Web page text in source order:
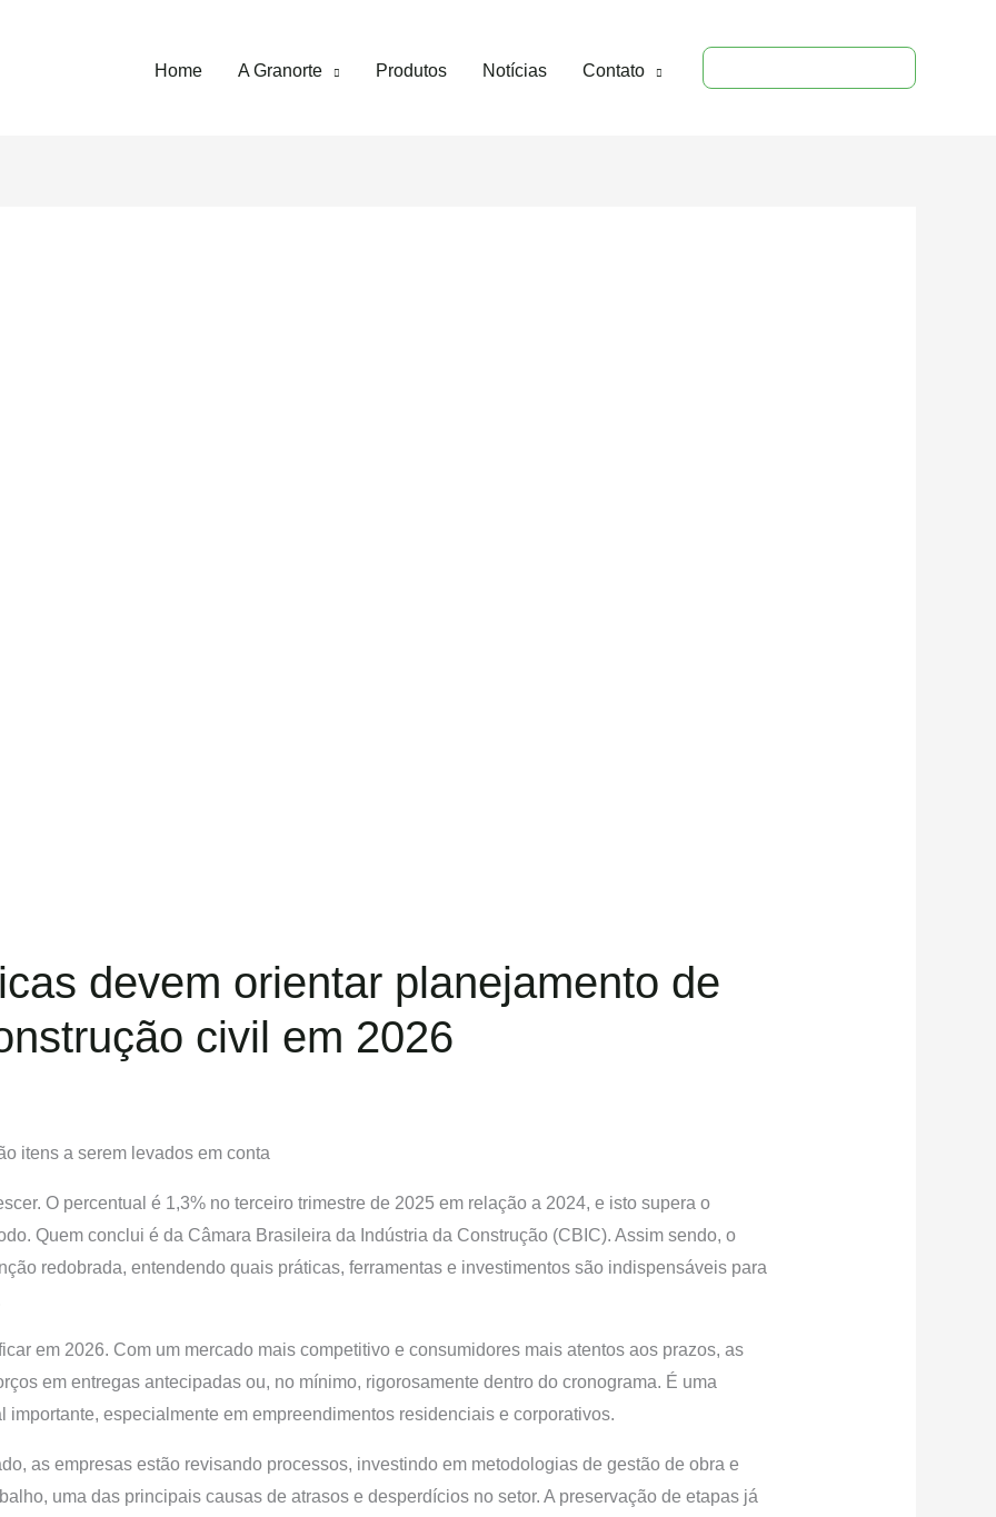
Home A Granorte Produtos Notícias Contato
devem orientar planejamento de
civil em 2026
itens a serem levados em conta
O percentual é 1,3% no terceiro trimestre de 2025 em relação a 2024, e isto supera o
Quem conclui é da Câmara Brasileira da Indústria da Construção (CBIC). Assim sendo, o
redobrada, entendendo quais práticas, ferramentas e investimentos são indispensáveis para
em 2026. Com um mercado mais competitivo e consumidores mais atentos aos prazos, as
em entregas antecipadas ou, no mínimo, rigorosamente dentro do cronograma. É uma
importante, especialmente em empreendimentos residenciais e corporativos.
as empresas estão revisando processos, investindo em metodologias de gestão de obra e
uma das principais causas de atrasos e desperdícios no setor. A preservação de etapas já